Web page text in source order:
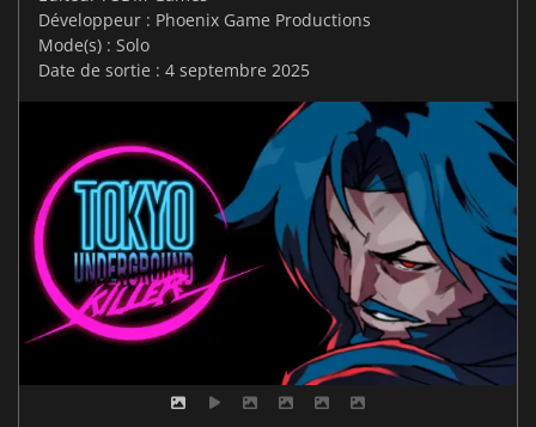
Développeur : Phoenix Game Productions
Mode(s) : Solo
Date de sortie : 4 septembre 2025